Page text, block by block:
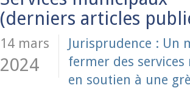
14 mars
2024
Jurisprudence : Un
fermer des
en soutien à une